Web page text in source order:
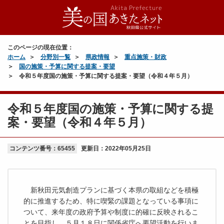
このページの現在位置：
ホーム
分野別一覧 県政情報
重点施策・財政
国の施策・予算に関する提案・要望
令和５年度国の施策・予算に関する提案・要望（令和４年５月）
令和５年度国の施策・予算に関する提
案・要望（令和４年５月）
コンテンツ番号：65455 更新日： 2022年05月25日
新秋田元気創造プランに基づく本県の取組などを積極
的に推進するため、特に喫緊の課題となっている事項に
ついて、来年度の政府予算や制度に的確に反映されるこ